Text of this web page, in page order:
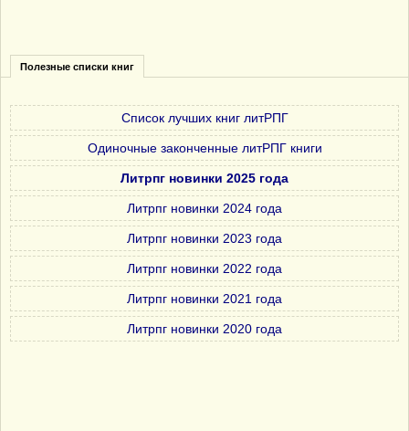
Полезные списки книг
Список лучших книг литРПГ
Одиночные законченные литРПГ книги
Литрпг новинки 2025 года
Литрпг новинки 2024 года
Литрпг новинки 2023 года
Литрпг новинки 2022 года
Литрпг новинки 2021 года
Литрпг новинки 2020 года